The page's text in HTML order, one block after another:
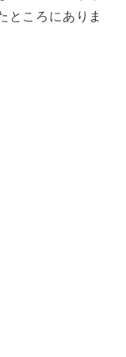
ところにありま